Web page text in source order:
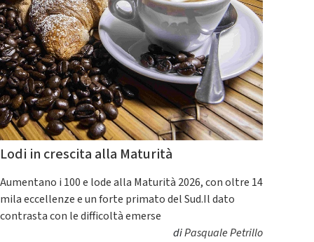
Lodi in crescita alla Maturità
Aumentano i 100 e lode alla Maturità 2026, con oltre 14
mila eccellenze e un forte primato del Sud.Il dato
contrasta con le difficoltà emerse
diPasquale Petrillo